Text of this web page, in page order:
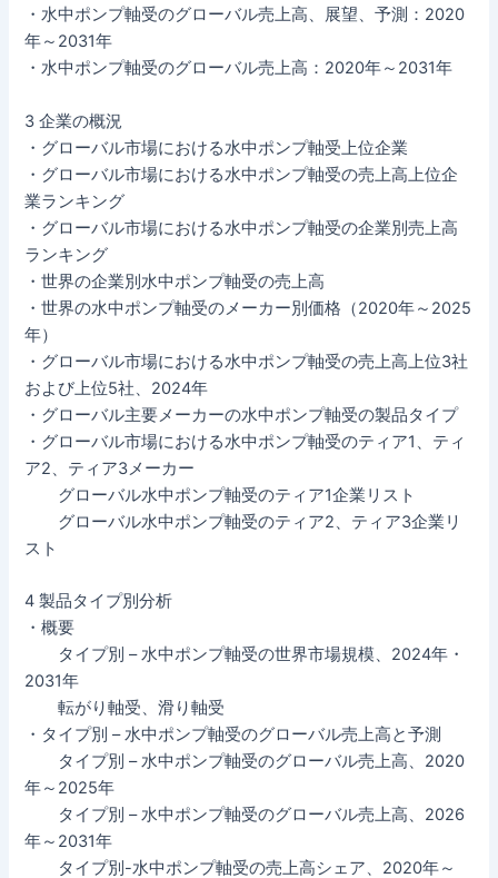
・水中ポンプ軸受のグローバル売上高、展望、予測：2020
年～2031年
・水中ポンプ軸受のグローバル売上高：2020年～2031年
3 企業の概況
・グローバル市場における水中ポンプ軸受上位企業
・グローバル市場における水中ポンプ軸受の売上高上位企
業ランキング
・グローバル市場における水中ポンプ軸受の企業別売上高
ランキング
・世界の企業別水中ポンプ軸受の売上高
・世界の水中ポンプ軸受のメーカー別価格（2020年～2025
年）
・グローバル市場における水中ポンプ軸受の売上高上位3社
および上位5社、2024年
・グローバル主要メーカーの水中ポンプ軸受の製品タイプ
・グローバル市場における水中ポンプ軸受のティア1、ティ
ア2、ティア3メーカー
グローバル水中ポンプ軸受のティア1企業リスト
グローバル水中ポンプ軸受のティア2、ティア3企業リ
スト
4 製品タイプ別分析
・概要
タイプ別 – 水中ポンプ軸受の世界市場規模、2024年・
2031年
転がり軸受、滑り軸受
・タイプ別 – 水中ポンプ軸受のグローバル売上高と予測
タイプ別 – 水中ポンプ軸受のグローバル売上高、2020
年～2025年
タイプ別 – 水中ポンプ軸受のグローバル売上高、2026
年～2031年
タイプ別-水中ポンプ軸受の売上高シェア、2020年～